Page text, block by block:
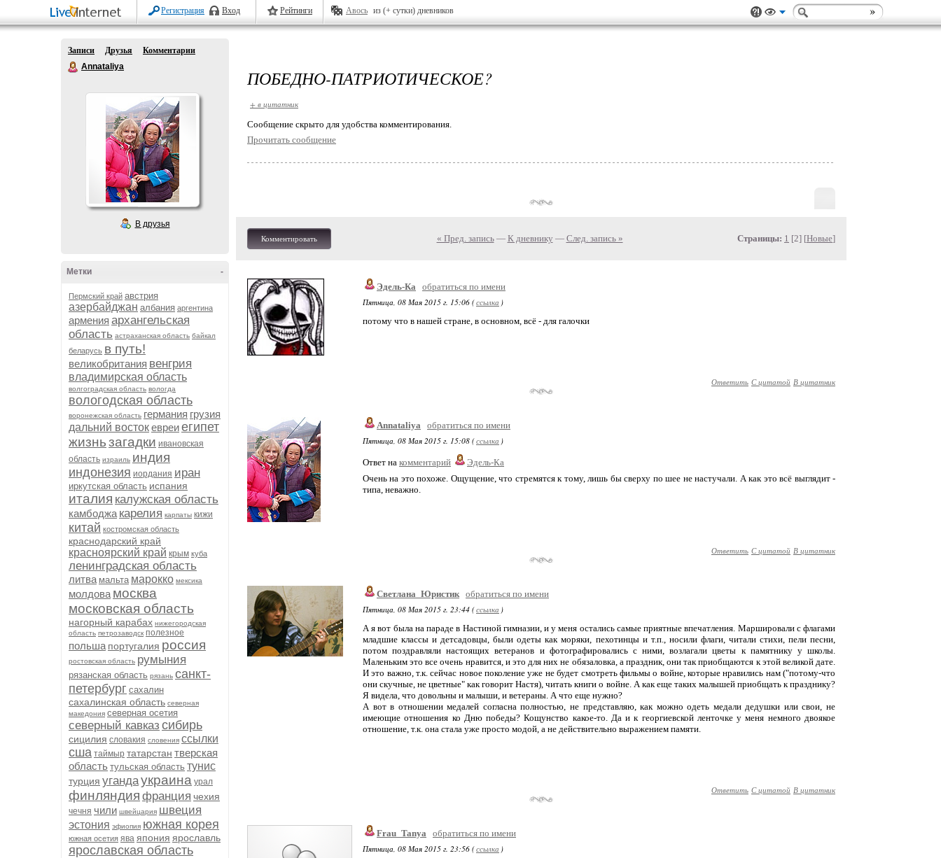
Регистрация Вход Рейтинги Авось из (+ сутки) дневников
Записи Друзья
Комментарии
Annataliya
В друзья
-
Метки
Пермский край австрия
азербайджан албания аргентина
армения архангельская
область астраханская область байкал
беларусь в путь!
великобритания венгрия
владимирская область
волгоградская область вологда
вологодская область
воронежская область германия грузия
дальний востокевреиегипет
жизньзагадки ивановская
область израиль индия
индонезия иордания иран
иркутская область испания
италия калужская область
камбоджа карелия карпаты кижи
китай костромская область
краснодарский край
красноярский край крым куба
ленинградская область
литва мальта марокко мексика
молдова москва
московская область
нагорный карабах нижегородская
область петрозаводск полезное
польша португалия россия
ростовская область румыния
рязанская область рязань санкт-
петербург сахалин
сахалинская область северная
македония северная осетия
северный кавказ сибирь
сицилия словакия словения ссылки
сша таймыр татарстан тверская
область тульская область тунис
турция угандаукраина урал
финляндия франция чехия
чечня чили швейцария швеция
эстония эфиопия южная корея
южная осетия ява япония ярославль
ярославская область
ПОБЕДНО-ПАТРИОТИЧЕСКОЕ?
+ в цитатник
Cообщение скрыто для удобства комментирования.
Прочитать сообщение
Комментировать « Пред. запись— К дневнику — След. запись » Страницы: 1 [2] [Новые]
Эдель-Ка
обратиться по имени
Пятница, 08 Мая 2015 г. 15:06 (ссылка )
потому что в нашей стране, в основном, всё - для галочки
Ответить С цитатой В цитатник
Annataliya
обратиться по имени
Пятница, 08 Мая 2015 г. 15:08 (ссылка )
Ответ на комментарий
Эдель-Ка
Очень на это похоже. Ощущение, что стремятся к тому, лишь бы сверху по шее не настучали. А как это всё выглядит -
типа, неважно.
Ответить С цитатой В цитатник
Светлана_Юристик обратиться по имени
Пятница, 08 Мая 2015 г. 23:44 (ссылка )
А я вот была на параде в Настиной гимназии, и у меня остались самые приятные впечатления. Маршировали с флагами
младшие классы и детсадовцы, были одеты как моряки, пехотинцы и т.п., носили флаги, читали стихи, пели песни,
потом поздравляли настоящих ветеранов и фотографировались с ними, возлагали цветы к памятнику у школы.
Маленьким это все очень нравится, и это для них не обязаловка, а праздник, они так приобщаются к этой великой дате.
И это важно, т.к. сейчас новое поколение уже не будет смотреть фильмы о войне, которые нравились нам ("потому-что
они скучные, не цветные" как говорит Настя), читать книги о войне. А как еще таких малышей приобщать к празднику?
Я видела, что довольны и малыши, и ветераны. А что еще нужно?
А вот в отношении медалей согласна полностью, не представляю, как можно одеть медали дедушки или свои, не
имеющие отношения ко Дню победы? Кощунство какое-то. Да и к георгиевской ленточке у меня немного двоякое
отношение, т.к. она стала уже просто модой, а не действительно выражением памяти.
Ответить С цитатой В цитатник
Frau_Tanya
обратиться по имени
Пятница, 08 Мая 2015 г. 23:56 (ссылка )